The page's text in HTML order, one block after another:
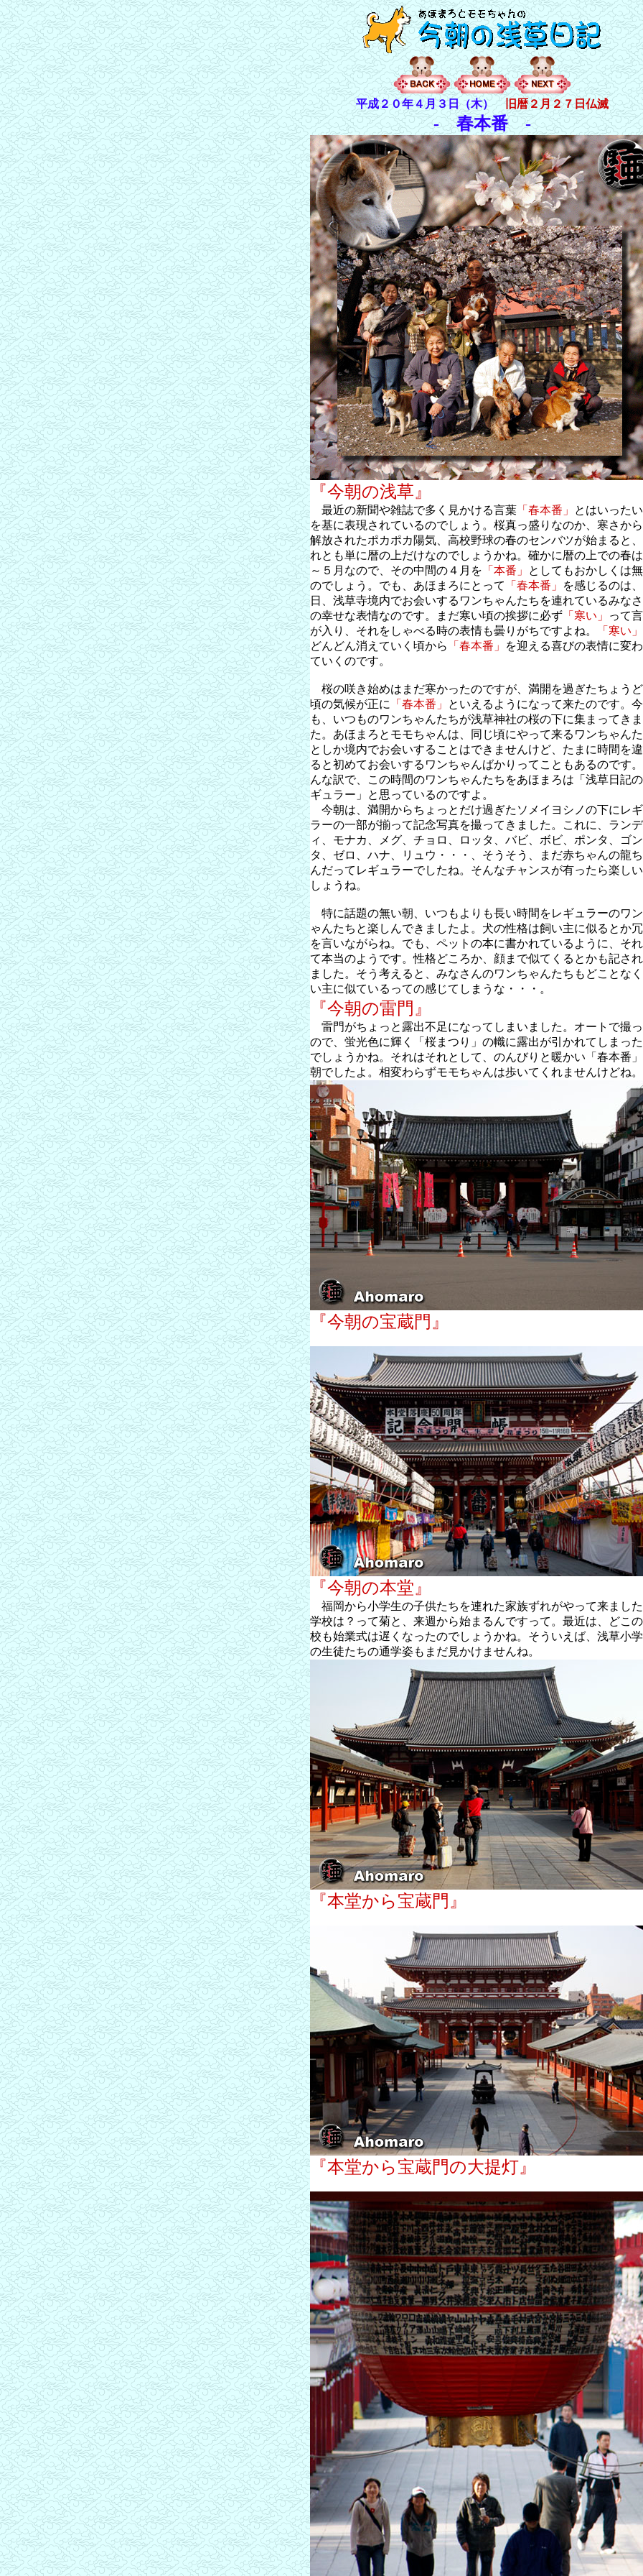
平成２０年４月３日（木） 旧暦２月２７日仏滅
- 春本番 -
『今朝の浅草』
最近の新聞や雑誌で多く見かける言葉「春本番」
とはいった
を基に表現されているのでしょう。桜真っ盛りなのか、寒さか
解放されたポカポカ陽気、高校野球の春のセンバツが始まると
れとも単に暦の上だけなのでしょうかね。確かに暦の上での春
～５月なので、その中間の４月を 「本番」
としてもおかしくは
のでしょう。でも、あほまろにとって 「春本番」
を感じるのは
日、浅草寺境内でお会いするワンちゃんたちを連れているみな
の幸せな表情なのです。まだ寒い頃の挨拶に必ず「寒い」
って
が入り、それをしゃべる時の表情も曇りがちですよね。
「寒い」
どんどん消えていく頃から 「春本番」
を迎える喜びの表情に変
ていくのです。
桜の咲き始めはまだ寒かったのですが、満開を過ぎたちょう
頃の気候が正に 「春本番」
といえるようになって来たのです。
も、いつものワンちゃんたちが浅草神社の桜の下に集まってき
た。あほまろとモモちゃんは、同じ頃にやって来るワンちゃん
としか境内でお会いすることはできませんけど、たまに時間を
ると初めてお会いするワンちゃんばかりってこともあるのです
んな訳で、この時間のワンちゃんたちをあほまろは「浅草日記
ギュラー」と思っているのですよ。
今朝は、満開からちょっとだけ過ぎたソメイヨシノの下にレ
ラーの一部が揃って記念写真を撮ってきました。これに、ランデ
ィ、モナカ、メグ、チョロ、ロッタ、バビ、ボビ、ポンタ、ゴン
タ、ゼロ、ハナ、リュウ・・・、そうそう、まだ赤ちゃんの龍
んだってレギュラーでしたね。そんなチャンスが有ったら楽し
しょうね。
特に話題の無い朝、いつもよりも長い時間をレギュラーのワ
ゃんたちと楽しんできましたよ。犬の性格は飼い主に似るとか
を言いながらね。でも、ペットの本に書かれているように、そ
て本当のようです。性格どころか、顔まで似てくるとかも記さ
ました。そう考えると、みなさんのワンちゃんたちもどことな
い主に似ているっての感じてしまうな・・・。
『今朝の雷門』
雷門がちょっと露出不足になってしまいました。オートで撮
ので、蛍光色に輝く「桜まつり」の幟に露出が引かれてしまっ
でしょうかね。それはそれとして、のんびりと暖かい「春本番
朝でしたよ。相変わらずモモちゃんは歩いてくれませんけどね。
『今朝の宝蔵門』
『今朝の本堂』
福岡から小学生の子供たちを連れた家族ずれがやって来まし
学校は？って菊と、来週から始まるんですって。最近は、どこ
校も始業式は遅くなったのでしょうかね。そういえば、浅草小
の生徒たちの通学姿もまだ見かけませんね。
『本堂から宝蔵門』
『本堂から宝蔵門の大提灯』